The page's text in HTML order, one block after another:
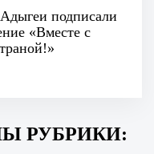
подписали
«Вместе с
РУБРИКИ: